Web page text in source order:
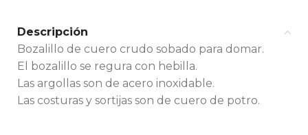
Descripción
Bozalillo de cuero crudo sobado para domar.
El bozalillo se regura con hebilla.
Las argollas son de acero inoxidable.
Las costuras y sortijas son de cuero de potro.